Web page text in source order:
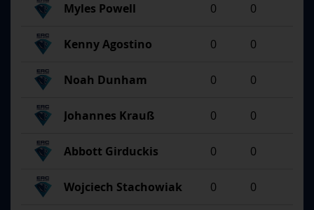
Myles Powell 0 0
Kenny Agostino 0 0
Noah Dunham 0 0
Johannes Krauß 0 0
Abbott Girduckis 0 0
Wojciech Stachowiak 0 0